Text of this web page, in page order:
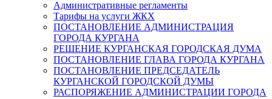
Административные регламенты
Тарифы на услуги ЖКХ
ПОСТАНОВЛЕНИЕ АДМИНИСТРАЦИЯ
ГОРОДА КУРГАНА
РЕШЕНИЕ КУРГАНСКАЯ ГОРОДСКАЯ ДУМА
ПОСТАНОВЛЕНИЕ ГЛАВА ГОРОДА КУРГАНА
ПОСТАНОВЛЕНИЕ ПРЕДСЕДАТЕЛЬ
КУРГАНСКОЙ ГОРОДСКОЙ ДУМЫ
РАСПОРЯЖЕНИЕ АДМИНИСТРАЦИИ ГОРОДА